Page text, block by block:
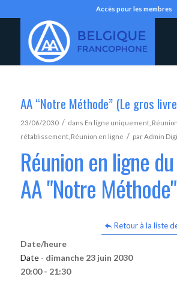
Accès pour les membres
AA “Notre Méthode” (Le gros
23/06/2030 / dans En ligne uniquement,
rétablissement, Réunion en ligne / parAdmin
Réunion en ligne
AA "Notre Méthode"
Retour à la liste
Date/heure
Date - dimanche 23 juin 2030
20:00 - 21:30